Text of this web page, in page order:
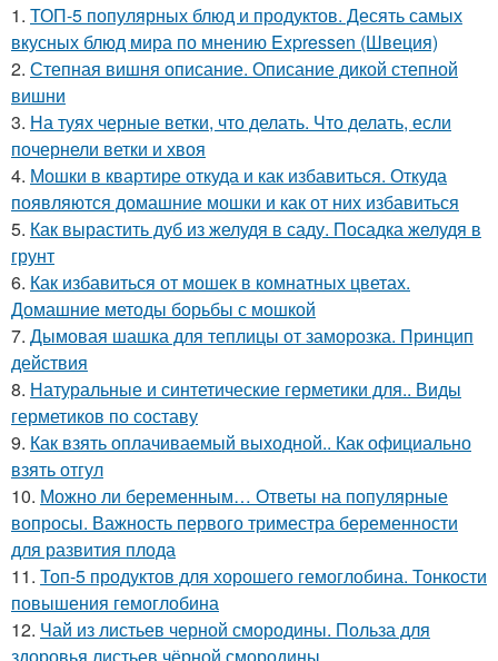
1. ТОП-5 популярных блюд и продуктов. Десять самых
вкусных блюд мира по мнению Expressen (Швеция)
2. Степная вишня описание. Описание дикой степной
вишни
3. На туях черные ветки, что делать. Что делать, если
почернели ветки и хвоя
4. Мошки в квартире откуда и как избавиться. Откуда
появляются домашние мошки и как от них избавиться
5. Как вырастить дуб из желудя в саду. Посадка желудя в
грунт
6. Как избавиться от мошек в комнатных цветах.
Домашние методы борьбы с мошкой
7. Дымовая шашка для теплицы от заморозка. Принцип
действия
8. Натуральные и синтетические герметики для.. Виды
герметиков по составу
9. Как взять оплачиваемый выходной.. Как официально
взять отгул
10. Можно ли беременным… Ответы на популярные
вопросы. Важность первого триместра беременности
для развития плода
11. Топ-5 продуктов для хорошего гемоглобина. Тонкости
повышения гемоглобина
12. Чай из листьев черной смородины. Польза для
здоровья листьев чёрной смородины